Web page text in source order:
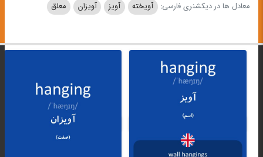
معادل ها در دیکشنری فارسی: آویخته آویز آویزان معلق